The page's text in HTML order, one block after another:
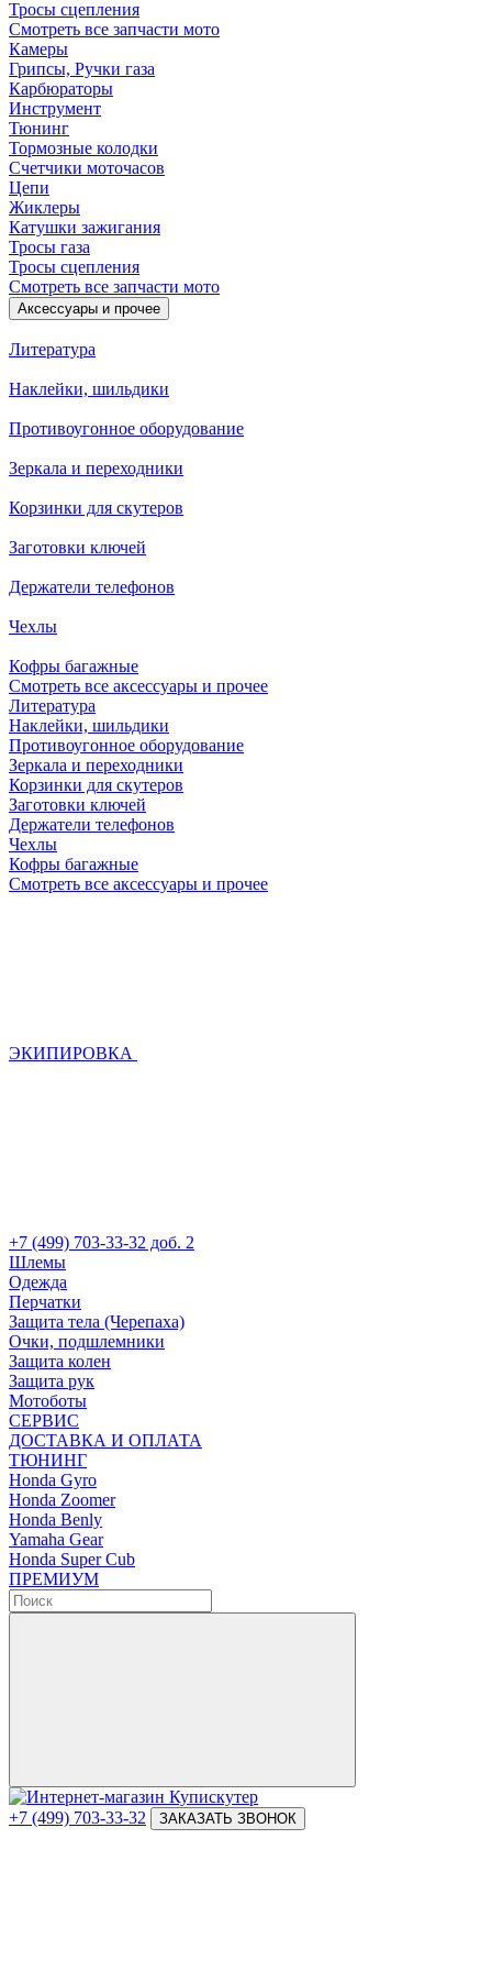
Тросы сцепления
Смотреть все запчасти мото
Камеры
Грипсы, Ручки газа
Карбюраторы
Инструмент
Тюнинг
Тормозные колодки
Счетчики моточасов
Цепи
Жиклеры
Катушки зажигания
Тросы газа
Тросы сцепления
Смотреть все запчасти мото
Аксессуары и прочее
Литература
Наклейки, шильдики
Противоугонное оборудование
Зеркала и переходники
Корзинки для скутеров
Заготовки ключей
Держатели телефонов
Чехлы
Кофры багажные
Смотреть все аксессуары и прочее
Литература
Наклейки, шильдики
Противоугонное оборудование
Зеркала и переходники
Корзинки для скутеров
Заготовки ключей
Держатели телефонов
Чехлы
Кофры багажные
Смотреть все аксессуары и прочее
ЭКИПИРОВКА
+7 (499) 703-33-32 доб. 2
Шлемы
Одежда
Перчатки
Защита тела (Черепаха)
Очки, подшлемники
Защита колен
Защита рук
Мотоботы
СЕРВИС
ДОСТАВКА И ОПЛАТА
ТЮНИНГ
Honda Gyro
Honda Zoomer
Honda Benly
Yamaha Gear
Honda Super Cub
ПРЕМИУМ
+7 (499) 703-33-32 ЗАКАЗАТЬ ЗВОНОК